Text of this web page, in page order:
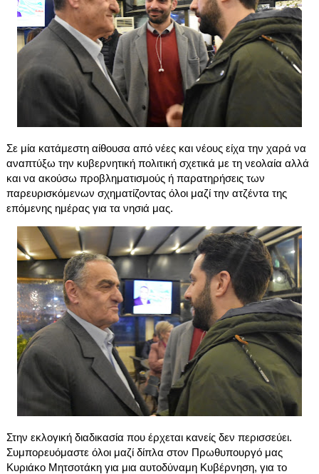
Σε μία κατάμεστη αίθουσα από νέες και νέους είχα την χαρά να
αναπτύξω την κυβερνητική πολιτική σχετικά με τη νεολαία αλλά
και να ακούσω προβληματισμούς ή παρατηρήσεις των
παρευρισκόμενων σχηματίζοντας όλοι μαζί την ατζέντα της
επόμενης ημέρας για τα νησιά μας.
Στην εκλογική διαδικασία που έρχεται κανείς δεν περισσεύει.
Συμπορευόμαστε όλοι μαζί δίπλα στον Πρωθυπουργό μας
Κυριάκο Μητσοτάκη για μια αυτοδύναμη Κυβέρνηση, για το